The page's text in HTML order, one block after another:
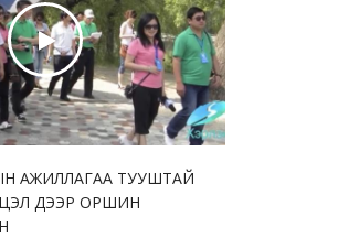
хэлэлцээр хийв
АЖИЛЛАГАА ТУУШТАЙ
ДЭЭР ОРШИН